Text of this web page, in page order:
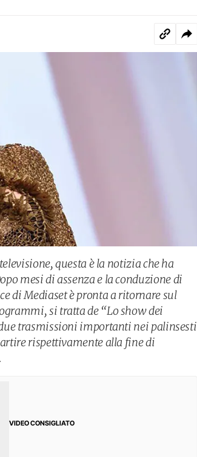
questa è la notizia che ha
mesi di assenza e la conduzione di
di Mediaset è pronta a ritornare sul
si tratta de “Lo show dei
trasmissioni importanti nei palinsesti
rispettivamente alla fine di
VIDEO CONSIGLIATO